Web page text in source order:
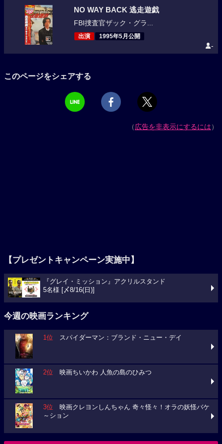
NO WAY BACK 逃走遊戯
FBI捜査官ザック・グラ...
出演 1995年5月公開
-
このページをシェアする
（広告を非表示にするには）
【プレゼントキャンペーン実施中】
『グレイ・ミッション』アクリルスタンド
5名様 [〆8/16(日)]
今週の映画ランキング
1位 スパイダーマン：ブランド・ニュー・デイ
2位 映画ちいかわ 人魚の島のひみつ
3位 映画クレヨンしんちゃん 奇々怪々！オラの妖怪バケ
～ション